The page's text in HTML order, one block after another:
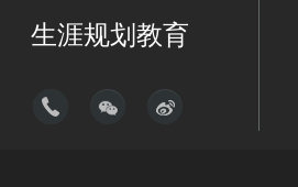
生涯规划教育